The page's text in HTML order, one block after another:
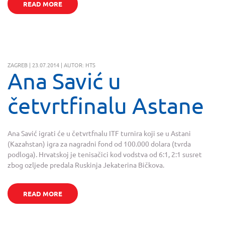
READ MORE
ZAGREB | 23.07.2014 | AUTOR: HTS
Ana Savić u
četvrtfinalu Astane
Ana Savić igrati će u četvrtfnalu ITF turnira koji se u Astani
(Kazahstan) igra za nagradni fond od 100.000 dolara (tvrda
podloga). Hrvatskoj je tenisačici kod vodstva od 6:1, 2:1 susret
zbog ozljede predala Ruskinja Jekaterina Bičkova.
READ MORE